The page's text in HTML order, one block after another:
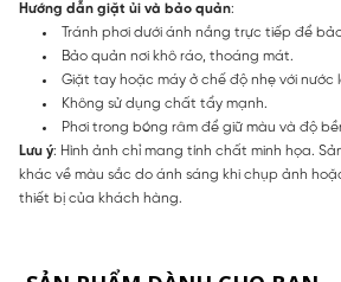
Hướng dẫn giặt ủi và bảo quản:
Tránh phơi dưới ánh nắng trực tiếp để
Bảo quản nơi khô ráo, thoáng mát.
Giặt tay hoặc máy ở chế độ nhẹ với nước
Không sử dụng chất tẩy mạnh.
Phơi trong bóng râm để giữ màu và độ
Lưu ý: Hình ảnh chỉ mang tính chất minh họa.
khác về màu sắc do ánh sáng khi chụp ảnh
thiết bị của khách hàng.